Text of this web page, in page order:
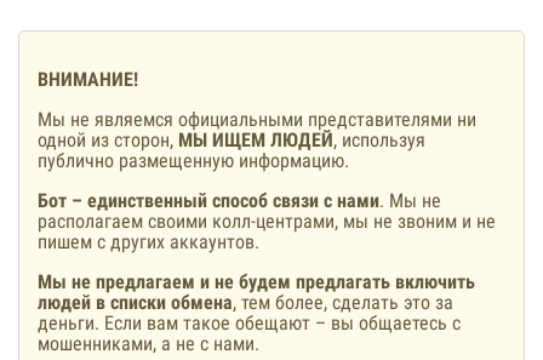
ВНИМАНИЕ!
Мы не являемся официальными представителями ни
одной из сторон, МЫ ИЩЕМ ЛЮДЕЙ, используя
публично размещенную информацию.
Бот – единственный способ связи с нами. Мы не
располагаем своими колл-центрами, мы не звоним и не
пишем с других аккаунтов.
Мы не предлагаем и не будем предлагать включить
людей в списки обмена, тем более, сделать это за
деньги. Если вам такое обещают – вы общаетесь с
мошенниками, а не с нами.